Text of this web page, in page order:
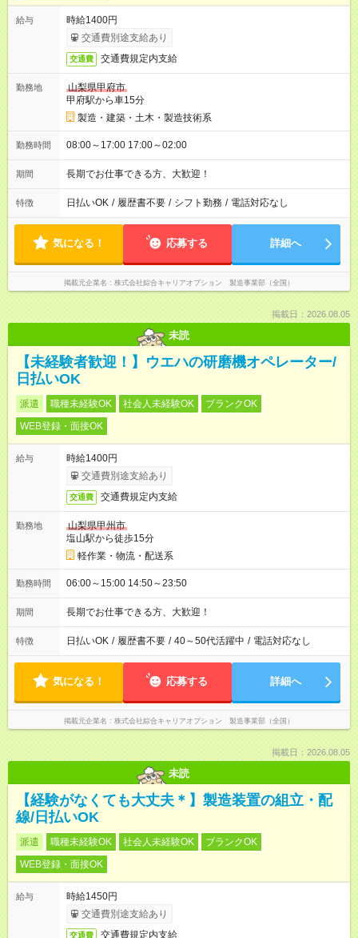
給与
時給1400円
交通費別途支給あり
交通費 交通費規定内支給
勤務地
山梨県甲府市
甲府駅から車15分
製造・建築・土木・製造技術系
勤務時間 08:00～17:00 17:00～02:00
期間 長期でお仕事できる方、大歓迎！
特徴 日払いOK / 履歴書不要 / シフト勤務 / 電話対応なし
気になる！ 応募する 詳細へ
掲載元企業名 株式会社綜合キャリアオプション 製造事業部（全国）
掲載日：2026.08.05
未読
【未経験者歓迎！】ウエハの研磨機オペレーター/
日払いOK
派遣 職種未経験OK 社会人未経験OK
ブランクOK
WEB登録・面接OK
給与
時給1400円
交通費別途支給あり
交通費 交通費規定内支給
勤務地
山梨県甲州市
塩山駅から徒歩15分
軽作業・物流・配送系
勤務時間 06:00～15:00 14:50～23:50
期間 長期でお仕事できる方、大歓迎！
特徴 日払いOK / 履歴書不要 / 40～50代活躍中 / 電話対応なし
気になる！ 応募する 詳細へ
掲載元企業名 株式会社綜合キャリアオプション 製造事業部（全国）
掲載日：2026.08.05
未読
【経験がなくても大丈夫＊】製造装置の組立・配
線/日払いOK
派遣 職種未経験OK 社会人未経験OK
ブランクOK
WEB登録・面接OK
給与
時給1450円
交通費別途支給あり
交通費 交通費規定内支給